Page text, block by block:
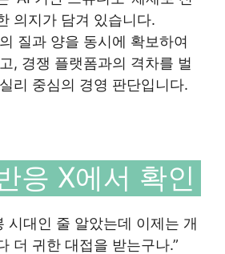
의지가 담겨 있습니다.
질과 양을 동시에 확보하여
, 경쟁 플랫폼과의 격차를 벌
리 중심의 경영 판단입니다.
응 X에서 확인
시대인 줄 알았는데 이제는 개
더 귀한 대접을 받는구나.”